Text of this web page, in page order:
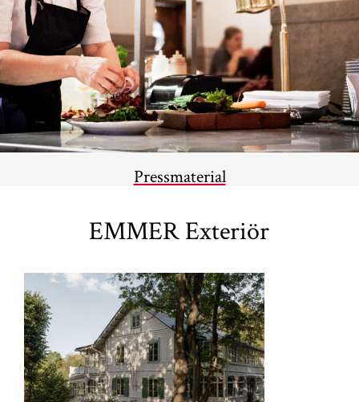
Pressmaterial
EMMER Exteriör